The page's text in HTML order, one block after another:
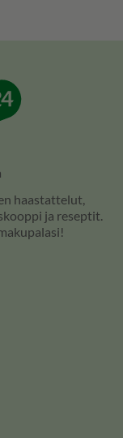
haastattelut,
ja reseptit.